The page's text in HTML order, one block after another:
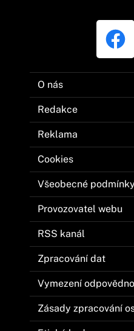
O nás
Redakce
Reklama
Cookies
Všeobecné podmínky
Provozovatel webu
RSS kanál
Zpracování dat
Vymezení
Zásady zpracování